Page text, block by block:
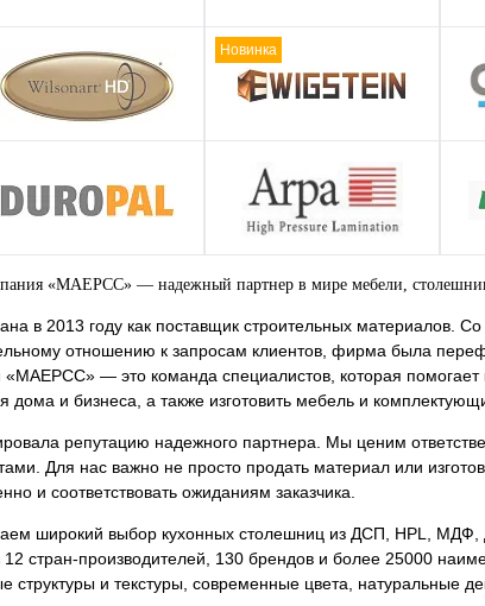
Новинка
«МАЕРСС» — надежный партнер в мире мебели,
в 2013 году как поставщик строительных материалов.
отношению к запросам клиентов, фирма была
— это команда специалистов, которая помогает
дома и бизнеса, а также изготовить мебель и
репутацию надежного партнера. Мы ценим
Для нас важно не просто продать материал или
и соответствовать ожиданиям заказчика.
широкий выбор кухонных столешниц из ДСП, HPL, МДФ,
стран-производителей, 130 брендов и более 25000
структуры и текстуры, современные цвета, натуральные